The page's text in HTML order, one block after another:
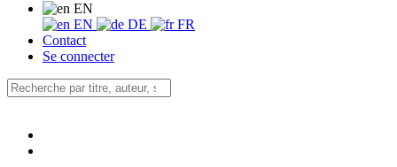
EN
EN
DE
FR
Contact
Se connecter